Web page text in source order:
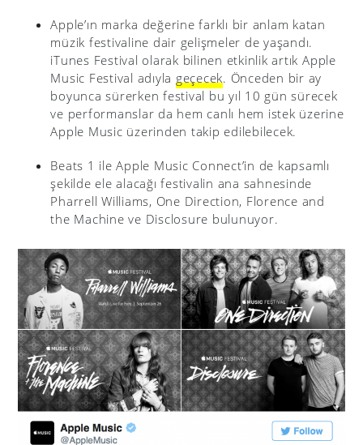
Apple’ın marka değerine farklı bir anlam katan
müzik festivaline dair gelişmeler de yaşandı.
iTunes Festival olarak bilinen etkinlik artık Apple
Music Festival adıyla geçecek. Önceden bir ay
boyunca sürerken festival bu yıl 10 gün sürecek
ve performanslar da hem canlı hem istek üzerine
Apple Music üzerinden takip edilebilecek.
Beats 1 ile Apple Music Connect’in de kapsamlı
şekilde ele alacağı festivalin ana sahnesinde
Pharrell Williams, One Direction, Florence and
the Machine ve Disclosure bulunuyor.